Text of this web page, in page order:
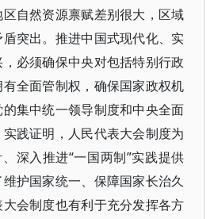
自然资源禀赋差别很大，区域
突出。推进中国式现代化、实
必须确保中央对包括特别行政
全面管制权，确保国家政权机
集中统一领导制度和中央全面
践证明，人民代表大会制度为
深入推进“一国两制”实践提供
护国家统一、保障国家长治久
会制度也有利于充分发挥各方